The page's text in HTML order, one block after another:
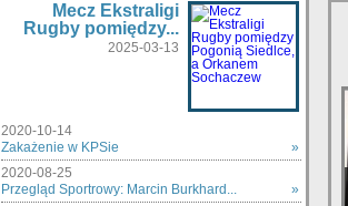
Mecz Ekstraligi
Rugby pomiędzy...
2025-03-13
2020-10-14
Zakażenie w KPSie
»
2020-08-25
Przegląd Sportrowy: Marcin Burkhard...
»